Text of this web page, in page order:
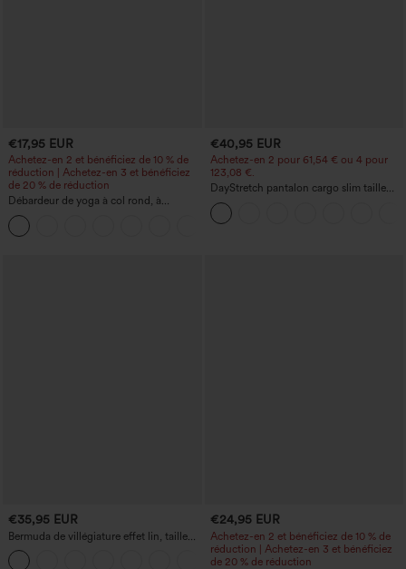
€17,95 EUR
Achetez-en 2 et bénéficiez de 10 % de
réduction | Achetez-en 3 et bénéficiez
de 20 % de réduction
Débardeur de yoga à col rond, à
fronces, effet rafraîchissant - UPF50+
€40,95 EUR
Achetez-en 2 pour 61,54 € ou 4 pour
123,08 €.
DayStretch pantalon cargo slim taille
haute, poches zippées, uni
€35,95 EUR
Bermuda de villégiature effet lin, taille
haute, ourlet roulotté, longueur 10'' avec
poches
+3
€24,95 EUR
Achetez-en 2 et bénéficiez de 10 % de
réduction | Achetez-en 3 et bénéficiez
de 20 % de réduction